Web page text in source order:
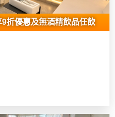
折優惠及無酒精飲品任飲